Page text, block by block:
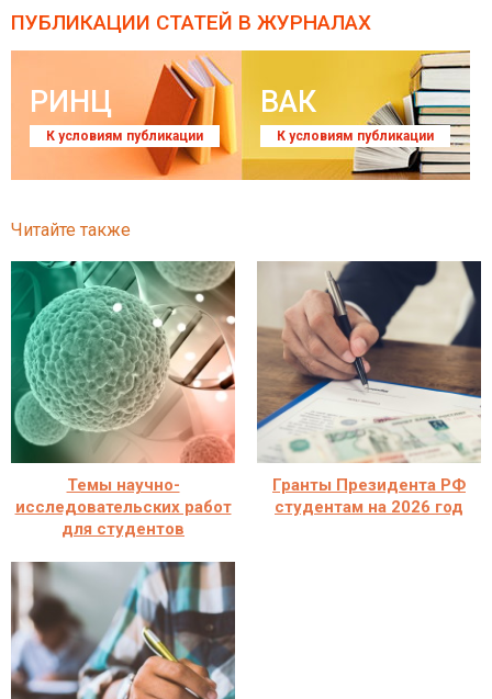
ПУБЛИКАЦИИ СТАТЕЙ В ЖУРНАЛАХ
РИНЦ
К условиям публикации
ВАК
К условиям публикации
Читайте также
Темы научно-
исследовательских работ
для студентов
Гранты Президента РФ
студентам на 2026 год